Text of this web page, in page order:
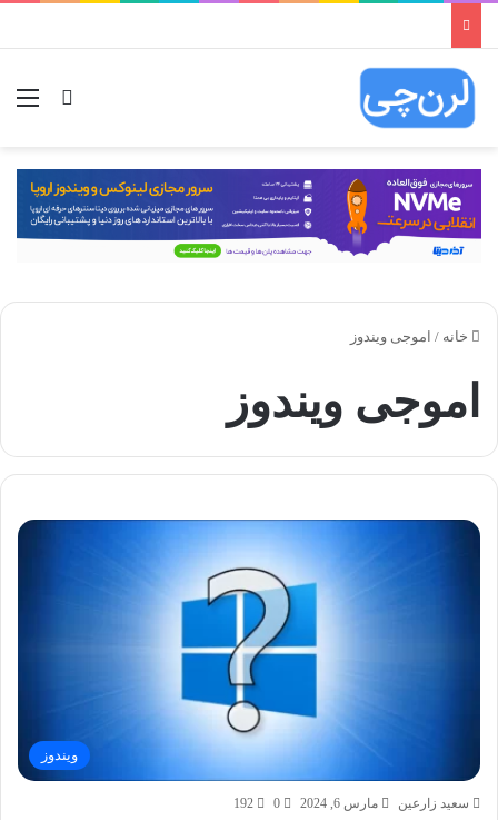
ورود
خانه / اموجی ویندوز
اموجی ویندوز
ویندوز
سعید زارعین مارس 6, 2024 0
192